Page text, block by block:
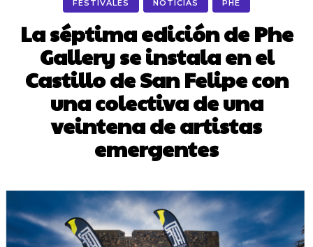
FESTIVALES NOTICIAS PHE
La séptima edición de Phe
Gallery se instala en el
Castillo de San Felipe con
una colectiva de una
veintena de artistas
emergentes